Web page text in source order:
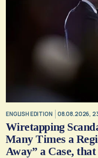
ENGLISH EDITION 08.08.2026,
Wiretapping
Many Times a
Away” a Case,